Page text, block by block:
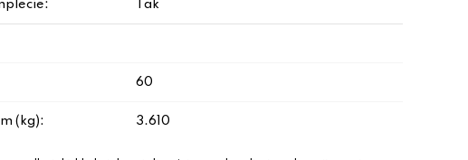
Tak
60
(kg): 3.610